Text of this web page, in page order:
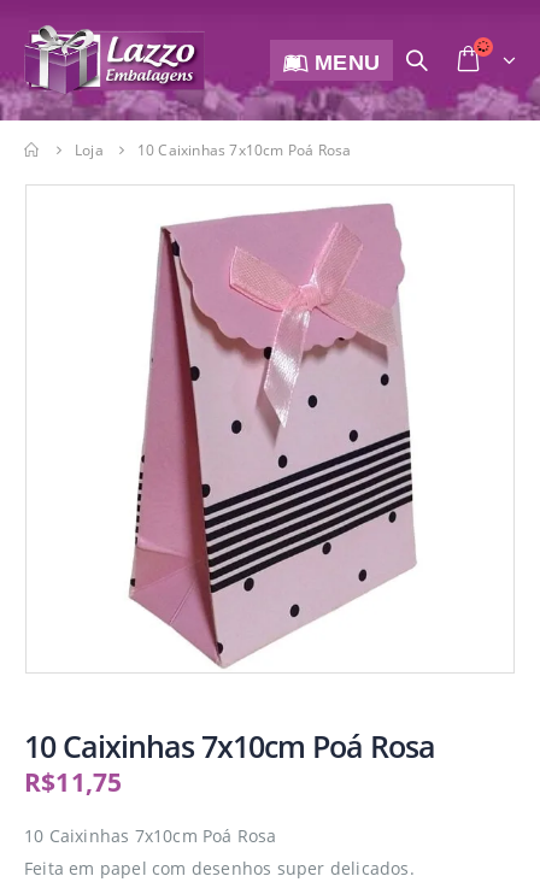
MENU
Loja 10 Caixinhas 7x10cm Poá Rosa
10 Caixinhas 7x10cm Poá Rosa
R$11,75
10 Caixinhas 7x10cm Poá Rosa
Feita em papel com desenhos super delicados.